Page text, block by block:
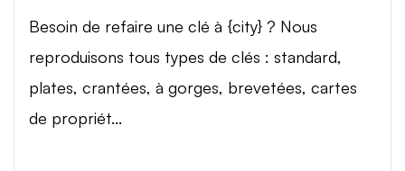
Besoin de refaire une clé à {city} ? Nous
reproduisons tous types de clés : standard,
plates, crantées, à gorges, brevetées, cartes
de propriét...